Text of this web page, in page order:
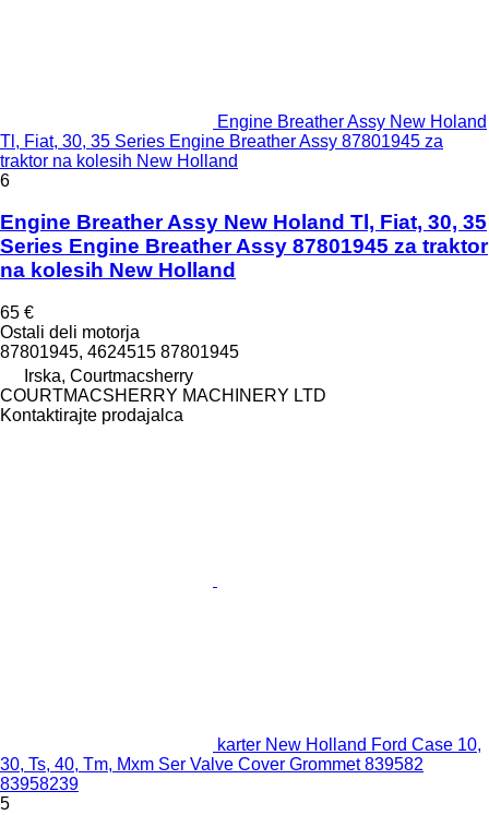
Engine Breather Assy New Holand
Tl, Fiat, 30, 35 Series Engine Breather Assy 87801945 za
traktor na kolesih New Holland
6
Engine Breather Assy New Holand Tl, Fiat, 30, 35
Series Engine Breather Assy 87801945 za traktor
na kolesih New Holland
65 €
Ostali deli motorja
87801945, 4624515 87801945
Irska, Courtmacsherry
COURTMACSHERRY MACHINERY LTD
Kontaktirajte prodajalca
karter New Holland Ford Case 10,
30, Ts, 40, Tm, Mxm Ser Valve Cover Grommet 839582
83958239
5